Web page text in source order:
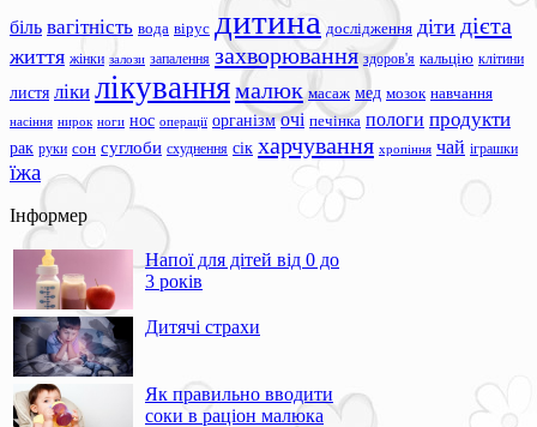
біль вагітність вода вірус дитина дослідження діти дієта
життя жінки залози запалення захворювання здоров'я кальцію клітини
листя ліки лікуваннямалюк масаж мед мозок навчання
насіння нирок ноги нос операції організм очі печінка пологи продукти
рак руки сон суглоби схуднення сік харчування хропіння чай іграшки
їжа
Інформер
Напої для дітей від 0 до
3 років
Дитячі страхи
Як правильно вводити
соки в раціон малюка